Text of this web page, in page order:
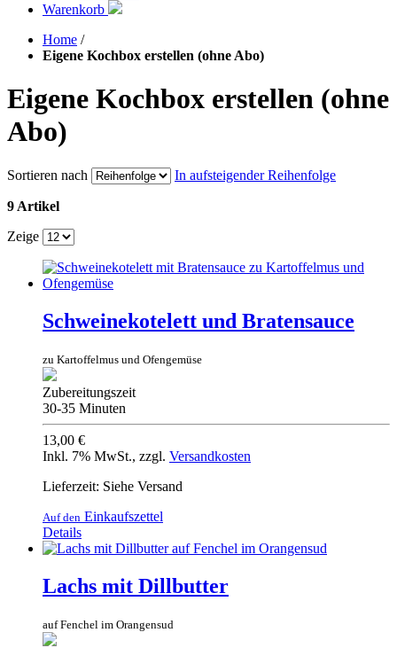
Warenkorb
Home /
Eigene Kochbox erstellen (ohne Abo)
Eigene Kochbox erstellen (ohne
Abo)
Sortieren nach In aufsteigender Reihenfolge
9 Artikel
Zeige
Schweinekotelett und Bratensauce
zu Kartoffelmus und Ofengemüse
Zubereitungszeit
30-35 Minuten
13,00 €
Inkl. 7% MwSt., zzgl. Versandkosten
Lieferzeit: Siehe Versand
Auf den Einkaufszettel
Details
Lachs mit Dillbutter
auf Fenchel im Orangensud